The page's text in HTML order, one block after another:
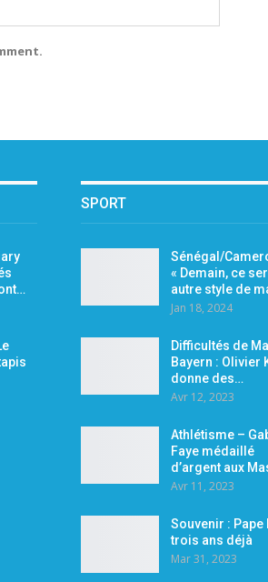
SPORT
Sénégal/
« Demain, ce
autre style de
Jan 18, 2024
Difficultés de
Bayern : Olivier
donne des…
Avr 12, 2023
Athlétisme –
Faye médaillé
d’argent aux
Avr 11, 2023
Souvenir : Pape
trois ans déjà
Mar 31, 2023